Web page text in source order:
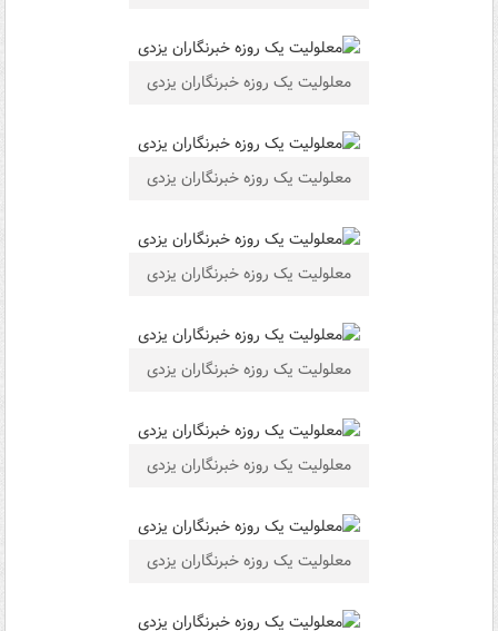
معلولیت یک روزه خبرنگاران یزدی
معلولیت یک روزه خبرنگاران یزدی
معلولیت یک روزه خبرنگاران یزدی
معلولیت یک روزه خبرنگاران یزدی
معلولیت یک روزه خبرنگاران یزدی
معلولیت یک روزه خبرنگاران یزدی